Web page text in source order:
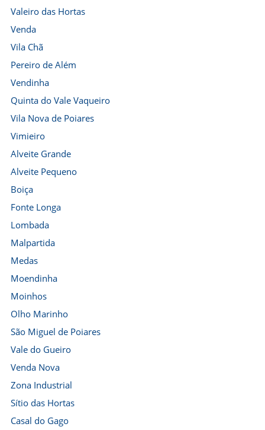
Valeiro das Hortas
Venda
Vila Chã
Pereiro de Além
Vendinha
Quinta do Vale Vaqueiro
Vila Nova de Poiares
Vimieiro
Alveite Grande
Alveite Pequeno
Boiça
Fonte Longa
Lombada
Malpartida
Medas
Moendinha
Moinhos
Olho Marinho
São Miguel de Poiares
Vale do Gueiro
Venda Nova
Zona Industrial
Sítio das Hortas
Casal do Gago